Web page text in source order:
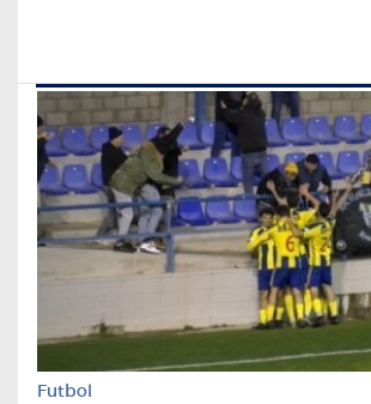
Futbol